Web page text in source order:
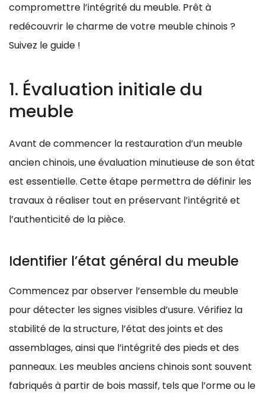
compromettre l’intégrité du meuble. Prêt à
redécouvrir le charme de votre meuble chinois ?
Suivez le guide !
1. Évaluation initiale du
meuble
Avant de commencer la restauration d’un meuble
ancien chinois, une évaluation minutieuse de son état
est essentielle. Cette étape permettra de définir les
travaux à réaliser tout en préservant l’intégrité et
l’authenticité de la pièce.
Identifier l’état général du meuble
Commencez par observer l’ensemble du meuble
pour détecter les signes visibles d’usure. Vérifiez la
stabilité de la structure, l’état des joints et des
assemblages, ainsi que l’intégrité des pieds et des
panneaux. Les meubles anciens chinois sont souvent
fabriqués à partir de bois massif, tels que l’orme ou le